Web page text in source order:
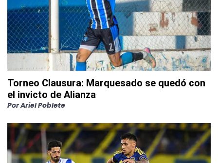
Torneo Clausura: Marquesado se quedó con
el invicto de Alianza
PorAriel Poblete